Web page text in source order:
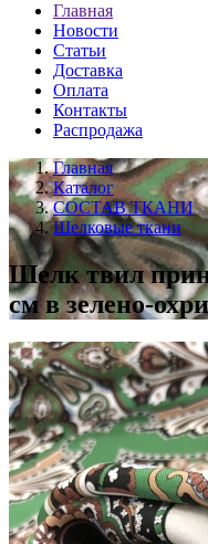
Главная
Новости
Статьи
Доставка
Оплата
Контакты
Распродажа
Главная
Каталог
СОСТАВ ТКАНИ
Шелковые ткани
Шелк твил
см в зелено-